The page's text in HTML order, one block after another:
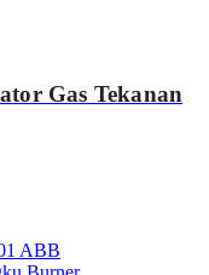
Gas Tekanan